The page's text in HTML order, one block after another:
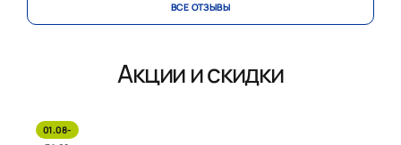
ВСЕ ОТЗЫВЫ
Акции и скидки
01.08-